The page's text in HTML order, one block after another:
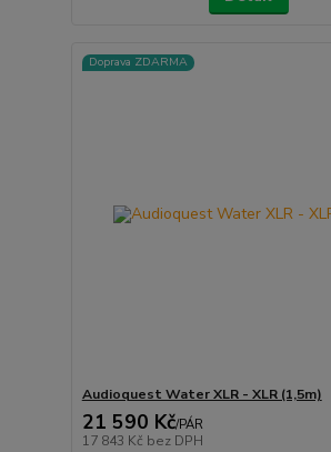
Doprava ZDARMA
Audioquest Water XLR - XLR (1,5m)
21 590 Kč/PÁR
17 843 Kč bez DPH